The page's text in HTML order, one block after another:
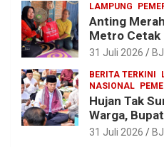
LAMPUNG
Anting
Metro Cetak
31 Juli 2026
BERITA TERKINI
NASIONAL
Hujan Tak
Warga,
Tradisi
31 Juli 2026